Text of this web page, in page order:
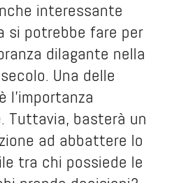
interessante
si potrebbe fare per
dilagante nella
Una delle
l’importanza
Tuttavia, basterà un
ad abbattere lo
tra chi possiede le